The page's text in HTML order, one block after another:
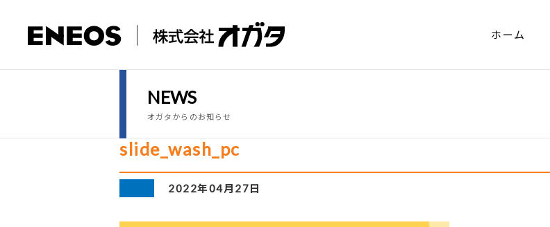
ホーム
NEWS
オガタからのお知らせ
slide_wash_pc
2022年04月27日